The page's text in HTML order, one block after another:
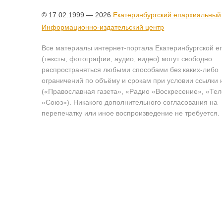
© 17.02.1999 — 2026 Екатеринбургский епархиальный
Информационно-издательский центр
Все материалы интернет-портала Екатеринбургской
(тексты, фотографии, аудио, видео) могут свободно
распространяться любыми способами без каких-либо
ограничений по объёму и срокам при условии ссылки
(«Православная газета», «Радио «Воскресение»,
«Союз»). Никакого дополнительного согласования на
перепечатку или иное воспроизведение не требуется.